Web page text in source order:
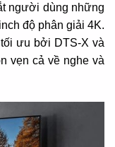
người dùng những
độ phân giải 4K.
ưu bởi DTS-X và
vẹn cả về nghe và